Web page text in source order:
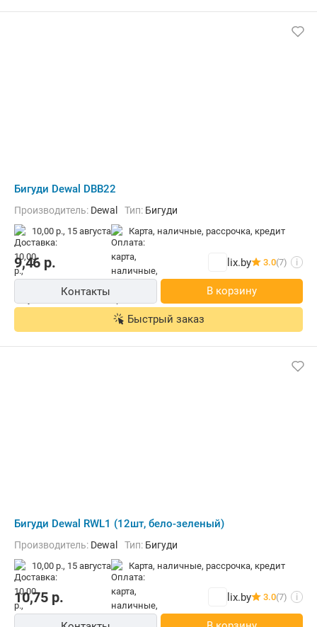
Бигуди Dewal DBB22
Производитель: Dewal Тип: Бигуди
10,00 р., 15 августа карта, наличные, рассрочка, кредит
9,46 р. lix.by 3.0(7) i
Контакты В корзину
Быстрый заказ
Бигуди Dewal RWL1 (12шт, бело-зеленый)
Производитель: Dewal Тип: Бигуди
10,00 р., 15 августа карта, наличные, рассрочка, кредит
10,75 р. lix.by 3.0(7) i